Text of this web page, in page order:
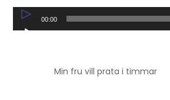
Ljudspelare
00:00
Min fru vill prata i timmar